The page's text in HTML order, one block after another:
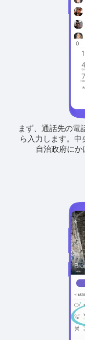
まず、通話先の電
ら入力します。 中
自治政府にか